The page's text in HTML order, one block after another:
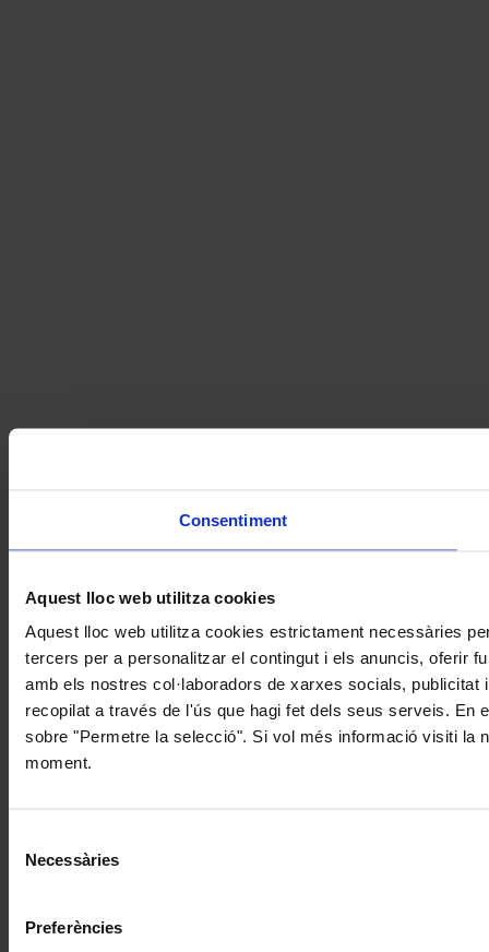
Consentiment
Aquest lloc web utilitza cookies
Aquest lloc web utilitza cookies estrictament necessàries
tercers per a personalitzar el contingut i els anuncis, oferir
amb els nostres col·laboradors de xarxes socials,
recopilat a través de l'ús que hagi fet dels seus serveis. En
sobre "Permetre la selecció". Si vol més informació visiti la
moment.
Necessàries
Preferències